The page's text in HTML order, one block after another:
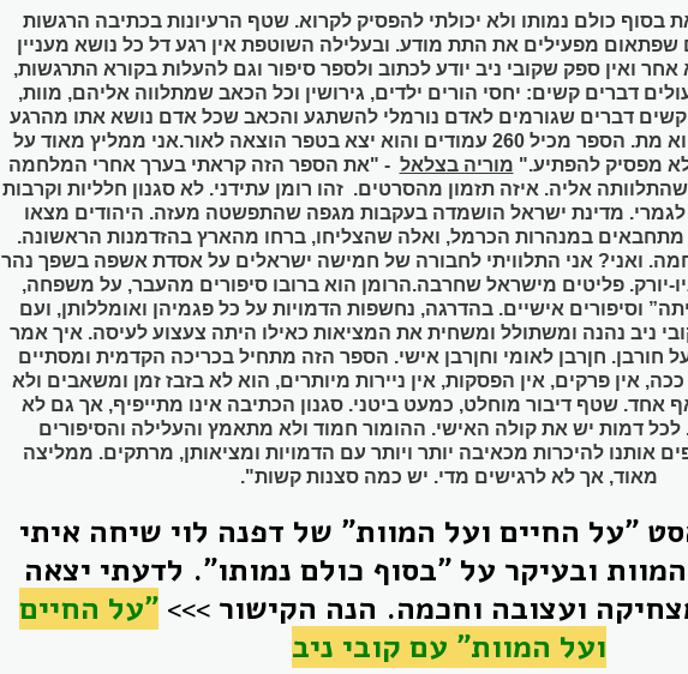
בסוף כולם נמותו ולא יכולתי להפסיק לקרוא. שטף הרעיונות בכתיבה הרגשות
מפעילים את התת מודע. ובעלילה השוטפת אין רגע דל כל נושא מעניין
אחר ואין ספק שקובי ניב יודע לכתוב ולספר סיפור וגם להעלות בקורא התרגשות,
דברים קשים: יחסי הורים ילדים, גירושין וכל הכאב שמתלווה אליהם, מוות,
דברים שגורמים לאדם נורמלי להשתגע והכאב שכל אדם נושא אתו מהרגע
שהוא נולד עד הרגע שהוא מת. הספר מכיל 260 עמודים והוא יצא בטפר הוצאה לאור.אני ממליץ מאוד על
מפסיק להפתיע." מוריה בצלאל - "את הספר הזה קראתי בערך אחרי המלחמה
אליה. איזה תזמון מהסרטים. זהו רומן עתידני. לא סגנון חלליות וקרבות
לגמרי. מדינת ישראל הושמדה בעקבות מגפה שהתפשטה מעזה. היהודים מצאו
במנהרות הכרמל, ואלה שהצליחו, ברחו מהארץ בהזדמנות הראשונה.
ואני? אני התלוויתי לחבורה של חמישה ישראלים על אסדת אשפה בשפך נהר
לניו-יורק. פליטים מישראל שחרבה.הרומן הוא ברובו סיפורים מהעבר, על משפחה,
וסיפורים אישיים. בהדרגה, נחשפות הדמויות על כל פגמיהן ואומללותן, ועם
ניב נהנה ומשתולל ומשחית את המציאות כאילו היתה צעצוע לעיסה. איך אמר
חורבן. חןרבן לאומי וחןרבן אישי. הספר הזה מתחיל בכריכה הקדמית ומסתיים
אין פרקים, אין הפסקות, אין ניירות מיותרים, הוא לא בזבז זמן ומשאבים ולא
אחד. שטף דיבור מוחלט, כמעט ביטני. סגנון הכתיבה אינו מתייפיף, אך גם לא
לכל דמות יש את קולה האישי. ההומור חמוד ולא מתאמץ והעלילה והסיפורים
אותנו להיכרות מכאיבה יותר ויותר עם הדמויות ומציאותן, מרתקים. ממליצה
מאוד, אך לא לרגישים מדי. יש כמה סצנות קשות".
"על החיים ועל המוות" של דפנה לוי שיחה איתי
ובעיקר על "בסוף כולם נמותו". לדעתי יצאה
ועצובה וחכמה. הנה הקישור >>>
"על החיים
ועל המוות" עם קובי ניב